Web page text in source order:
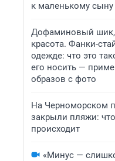
к маленькому сыну
Дофаминовый шик,
красота. Фанки-
одежде: что это
его носить —
образов с фото
На Черноморском
закрыли пляжи:
происходит
«Минус —